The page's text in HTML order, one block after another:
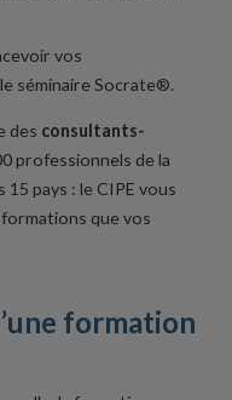
vos
séminaire Socrate®.
des consultants-
professionnels de la
pays : le CIPE vous
que vos
formation